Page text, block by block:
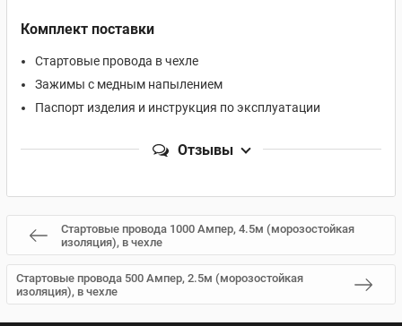
Комплект поставки
Стартовые провода в чехле
Зажимы с медным напылением
Паспорт изделия и инструкция по эксплуатации
Отзывы
Стартовые провода 1000 Ампер, 4.5м (морозостойкая
изоляция), в чехле
Стартовые провода 500 Aмпер, 2.5м (морозостойкая
изоляция), в чехле